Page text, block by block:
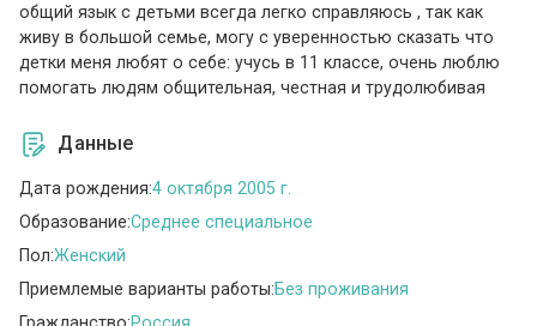
общий язык с детьми всегда легко справляюсь , так как
живу в большой семье, могу с уверенностью сказать что
детки меня любят о себе: учусь в 11 классе, очень люблю
помогать людям общительная, честная и трудолюбивая
Данные
Дата рождения:4 октября 2005 г.
Образование:Среднее специальное
Пол:Женский
Приемлемые варианты работы:Без проживания
Гражданство:Россия